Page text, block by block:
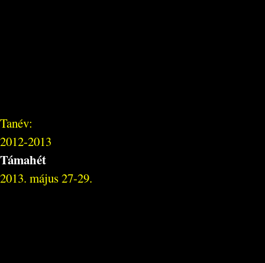
Tanév:
2012-2013
Támahét
2013. május 27-29.